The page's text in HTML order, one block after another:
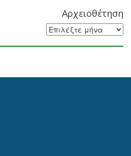
Αρχειοθέτηση
Αρχειοθέτηση